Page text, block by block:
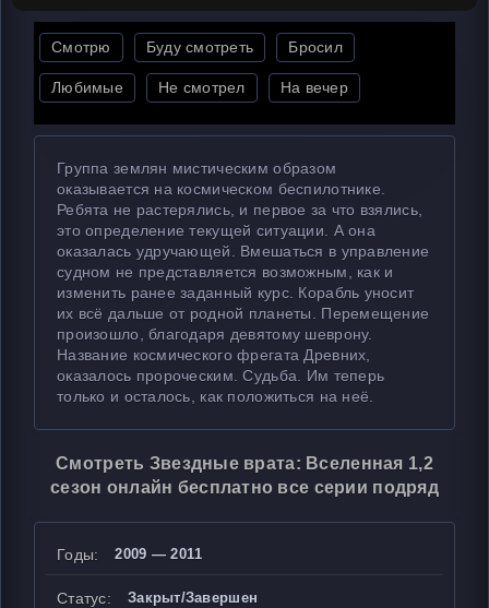
Смотрю Буду смотреть Бросил
Любимые Не смотрел На вечер
Группа землян мистическим образом
оказывается на космическом беспилотнике.
Ребята не растерялись, и первое за что взялись,
это определение текущей ситуации. А она
оказалась удручающей. Вмешаться в управление
судном не представляется возможным, как и
изменить ранее заданный курс. Корабль уносит
их всё дальше от родной планеты. Перемещение
произошло, благодаря девятому шеврону.
Название космического фрегата Древних,
оказалось пророческим. Судьба. Им теперь
только и осталось, как положиться на неё.
Смотреть Звездные врата: Вселенная 1,2
сезон онлайн бесплатно все серии подряд
Годы: 2009 — 2011
Статус: Закрыт/Завершен